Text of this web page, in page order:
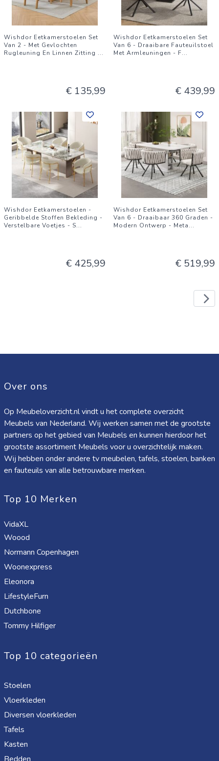
Wishdor Eetkamerstoelen Set
Van 2 - Met Gevlochten
Rugleuning En Linnen Zitting ...
€ 135,99
Wishdor Eetkamerstoelen Set
Van 6 - Draaibare Fauteuilstoel
Met Armleuningen - F...
€ 439,99
Wishdor Eetkamerstoelen -
Geribbelde Stoffen Bekleding -
Verstelbare Voetjes - S...
€ 425,99
Wishdor Eetkamerstoelen Set
Van 6 - Draaibaar 360 Graden -
Modern Ontwerp - Meta...
€ 519,99
Over ons
Op Meubeloverzicht.nl vindt u het complete overzicht
Meubels van Nederland. Wij werken samen met de grootste
partners op het gebied van Meubels en kunnen hierdoor het
grootste assortiment Meubels voor u overzichtelijk maken.
Wij hebben onder andere tv meubelen, tafels, stoelen, banken
en fauteuils van alle betrouwbare merken.
Top 10 Merken
VidaXL
Woood
Normann Copenhagen
Woonexpress
Eleonora
LifestyleFurn
Dutchbone
Tommy Hilfiger
Top 10 categorieën
Stoelen
Vloerkleden
Diversen vloerkleden
Tafels
Kasten